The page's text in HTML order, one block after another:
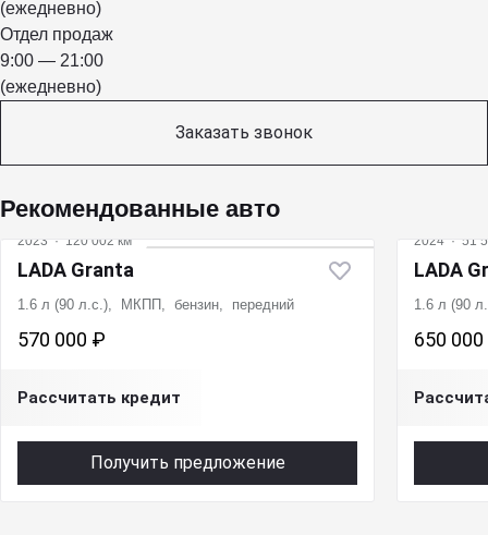
(ежедневно)
Отдел продаж
9:00 — 21:00
(ежедневно)
Заказать звонок
Рекомендованные авто
2023 · 120 002 км
LADA Granta
1.6 л (90 л.с.), МКПП, бензин, передний
570 000 ₽
Рассчитать кредит
Получить предложение
2024 · 51
LADA
1.6 л (90
650